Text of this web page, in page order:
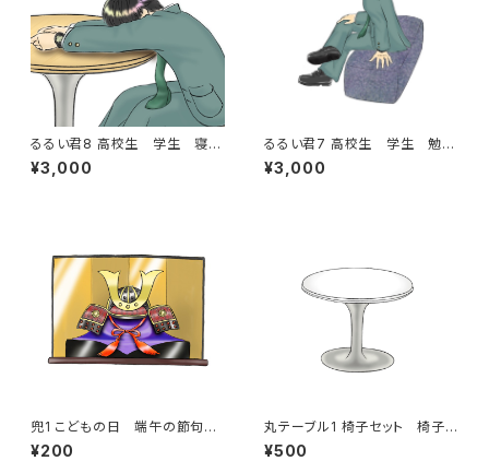
るるい君8 高校生 学生 寝
る 疲れ気味 徹夜明け ナチ
ュラルテーブル付き ナチュラル
¥3,000
るるい君7 高校生 学生 勉
強 座る 足を組む 公民館の
ソファ付き
¥3,000
兜1 こどもの日 端午の節句
武士 侍 オブジェ お祝い
¥200
丸テーブル1 椅子セット 椅子2
机 カフェテーブル ナチュラ
ル ブラック ホワイト
¥500